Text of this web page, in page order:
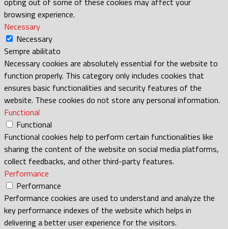
browsing experience.
Necessary
Necessary
Sempre abilitato
Necessary cookies are absolutely essential for the website to
function properly. This category only includes cookies that
ensures basic functionalities and security features of the
website. These cookies do not store any personal information.
Functional
Functional
Functional cookies help to perform certain functionalities like
sharing the content of the website on social media platforms,
collect feedbacks, and other third-party features.
Performance
Performance
Performance cookies are used to understand and analyze the
key performance indexes of the website which helps in
delivering a better user experience for the visitors.